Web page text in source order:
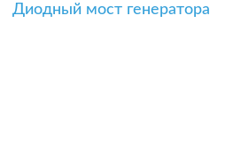
Диодный мост генератора